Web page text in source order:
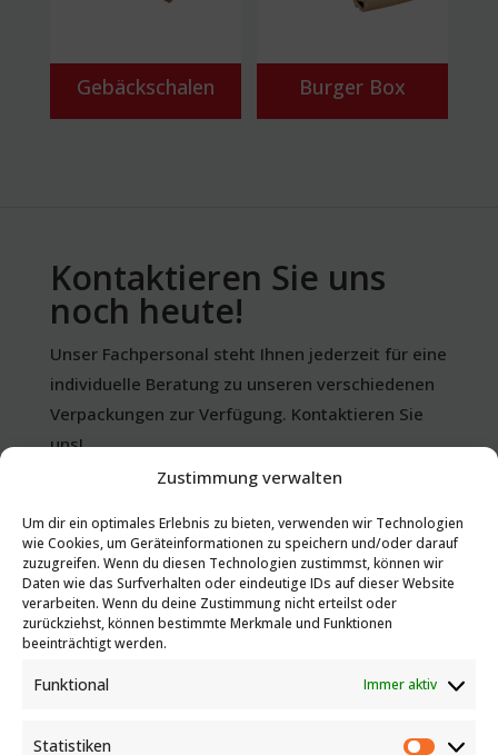
Zustimmung verwalten
Um dir ein optimales Erlebnis zu bieten, verwenden wir Technologien
wie Cookies, um Geräteinformationen zu speichern und/oder darauf
zuzugreifen. Wenn du diesen Technologien zustimmst, können wir
Daten wie das Surfverhalten oder eindeutige IDs auf dieser Website
verarbeiten. Wenn du deine Zustimmung nicht erteilst oder
zurückziehst, können bestimmte Merkmale und Funktionen
beeinträchtigt werden.
Funktional Immer aktiv
Statistiken
Gebäckschalen Burger Box
Kontaktieren Sie uns
noch heute!
Unser Fachpersonal steht Ihnen jederzeit für eine
individuelle Beratung zu unseren verschiedenen
Verpackungen zur Verfügung. Kontaktieren Sie
uns!
+43 (0)732 65 12 71 - 0
E-Mail